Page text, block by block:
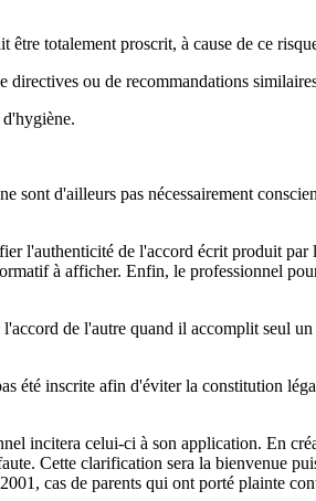
totalement proscrit, à cause de ce
ou de recommandations
d'ailleurs pas nécessairement
l'authenticité de l'accord écrit produit par
à afficher. Enfin, le professionnel
de l'autre quand il accomplit seul un
été inscrite afin d'éviter la constitution
incitera celui-ci à son application. En
Cette clarification sera la bienvenue
cas de parents qui ont porté plainte